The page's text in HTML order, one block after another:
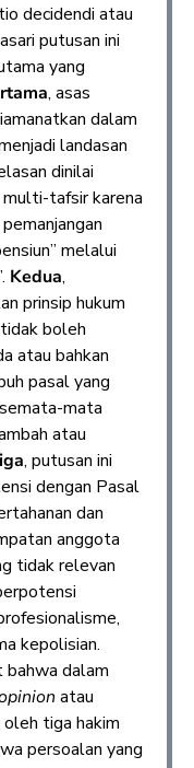
decidendi atau
putusan ini
yang
, asas
dalam
landasan
dinilai
tafsir karena
melalui
Kedua,
prinsip hukum
boleh
atau bahkan
pasal yang
mata
atau
, putusan ini
dengan Pasal
dan
anggota
tidak relevan
kepolisian.
bahwa dalam
atau
tiga hakim
persoalan yang